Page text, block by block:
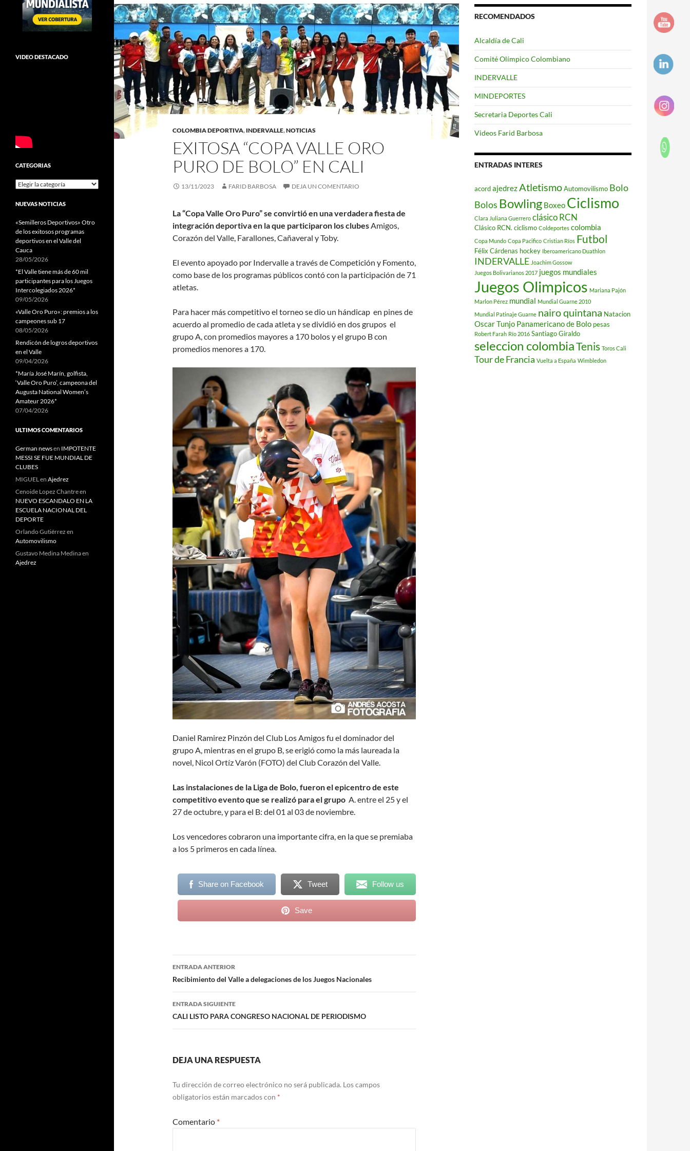
COLOMBIA DEPORTIVA, INDERVALLE,NOTICIAS
EXITOSA “COPA VALLE ORO
PURO DE BOLO” EN CALI
13/11/2023 FARID BARBOSA DEJA UN COMENTARIO
La “Copa Valle Oro Puro” se convirtió en una verdadera fiesta de
integración deportiva en la que participaron los clubesAmigos,
Corazón del Valle, Farallones, Cañaveral y Toby.
El evento apoyado por Indervalle a través de Competición y Fomento,
como base de los programas públicos contó con la participación de 71
atletas.
Para hacer más competitivo el torneo se dio un hándicap en pines de
acuerdo al promedio de cada atleta y se dividió en dos grupos el
grupo A, con promedios mayores a 170 bolos y el grupo B con
promedios menores a 170.
Daniel Ramirez Pinzón del Club Los Amigos fu el dominador del
grupo A, mientras en el grupo B, se erigió como la más laureada la
novel, Nicol Ortíz Varón (FOTO) del Club Corazón del Valle.
Las instalaciones de la Liga de Bolo, fueron el epicentro de este
competitivo evento que se realizó para el grupo A. entre el 25 y el
27 de octubre, y para el B: del 01 al 03 de noviembre.
Los vencedores cobraron una importante cifra, en la que se premiaba
a los 5 primeros en cada línea.
Share on Facebook Tweet Follow us
Save
Navegación
de
entradas
ENTRADA ANTERIOR
Recibimiento del Valle a delegaciones de los Juegos Nacionales
ENTRADA SIGUIENTE
CALI LISTO PARA CONGRESO NACIONAL DE PERIODISMO
DEJA UNA RESPUESTA
Tu dirección de correo electrónico no será publicada. Los campos
obligatorios están marcados con *
Comentario *
RECOMENDADOS
Alcaldía de Cali
Comité Olímpico Colombiano
INDERVALLE
MINDEPORTES
Secretaria Deportes Cali
Videos Farid Barbosa
ENTRADAS INTERES
acordajedrezAtletismoAutomovilismo Bolo
Bolos Bowling Boxeo Ciclismo
Clara Juliana Guerrero clásico RCN
Clásico RCN. ciclismo Coldeportes colombia
Copa Mundo Copa Pacifico Cristian Ríos Futbol
Félix Cárdenas hockey Iberoamericano Duathlon
INDERVALLE Joachim Gossow
Juegos Bolivarianos 2017 juegos mundiales
Juegos Olimpicos Mariana Pajón
Marlon Pérez mundial Mundial Guarne 2010
Mundial Patinaje Guarne nairo quintana Natacion
Oscar Tunjo Panamericano de Bolo pesas
Robert Farah Río 2016 Santiago Giraldo
seleccion colombiaTenis Toros Cali
Tour de Francia Vuelta a España Wimbledon
VIDEO DESTACADO
CATEGORIAS
Categorias
NUEVAS NOTICIAS
«Semilleros Deportivos» Otro
de los exitosos programas
deportivos en el Valle del
Cauca
28/05/2026
*El Valle tiene más de 60 mil
participantes para los Juegos
Intercolegiados 2026*
09/05/2026
«Valle Oro Puro»: premios a los
campeones sub 17
08/05/2026
Rendicón de logros deportivos
en el Valle
09/04/2026
*María José Marín, golfista,
‘Valle Oro Puro’, campeona del
Augusta National Women’s
Amateur 2026*
07/04/2026
ULTIMOS COMENTARIOS
German newsen IMPOTENTE
MESSI SE FUE MUNDIAL DE
CLUBES
MIGUELen Ajedrez
Cenoide Lopez Chantreen
NUEVO ESCANDALO EN LA
ESCUELA NACIONAL DEL
DEPORTE
Orlando Gutiérrez en
Automovilismo
Gustavo Medina Medinaen
Ajedrez